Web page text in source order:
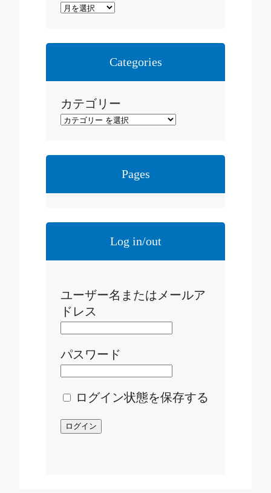
ア
カ
Categories
カテゴリー
Pages
Log in/out
ユーザー名またはメールア
ドレス
パスワード
ログイン状態を保存する